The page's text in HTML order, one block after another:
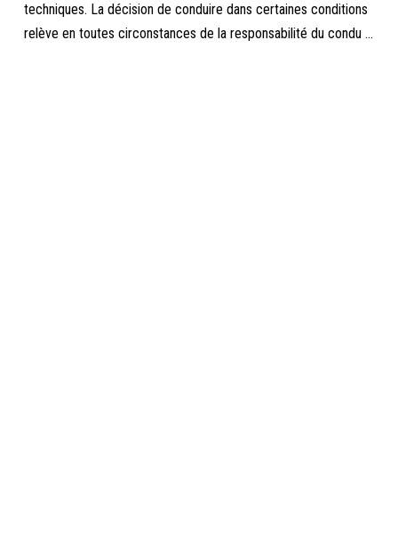
techniques. La décision de conduire dans certaines conditions
relève en toutes circonstances de la responsabilité du condu ...